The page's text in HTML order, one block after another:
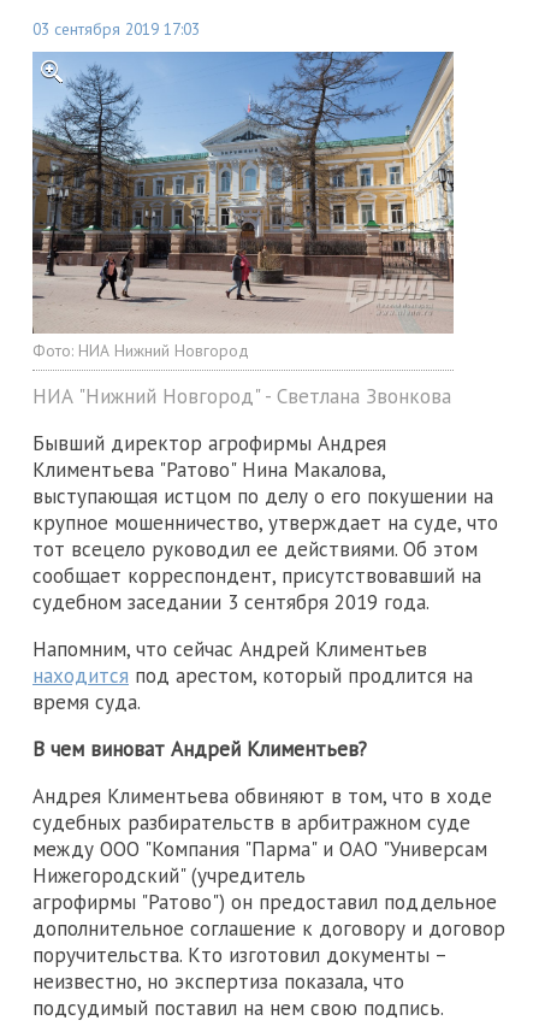
03 сентября 2019 17:03
Фото: НИА Нижний Новгород
НИА "Нижний Новгород" - Светлана Звонкова
Бывший директор агрофирмы Андрея
Климентьева "Ратово" Нина Макалова,
выступающая истцом по делу о его покушении на
крупное мошенничество, утверждает на суде, что
тот всецело руководил ее действиями. Об этом
сообщает корреспондент, присутствовавший на
судебном заседании 3 сентября 2019 года.
Напомним, что сейчас Андрей Климентьев
находится под арестом, который продлится на
время суда.
В чем виноват Андрей Климентьев?
Андрея Климентьева обвиняют в том, что в ходе
судебных разбирательств в арбитражном суде
между ООО "Компания "Парма" и ОАО "Универсам
Нижегородский" (учредитель
агрофирмы "Ратово") он предоставил поддельное
дополнительное соглашение к договору и договор
поручительства. Кто изготовил документы –
неизвестно, но экспертиза показала, что
подсудимый поставил на нем свою подпись.